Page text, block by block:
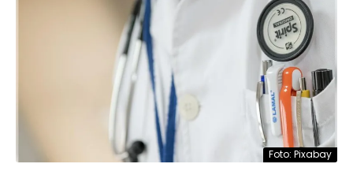
Foto: Pixabay